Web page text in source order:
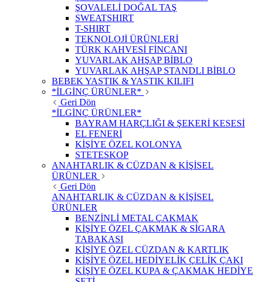
ŞOVALELİ DOĞAL TAŞ
SWEATSHIRT
T-SHIRT
TEKNOLOJİ ÜRÜNLERİ
TÜRK KAHVESİ FİNCANI
YUVARLAK AHŞAP BİBLO
YUVARLAK AHŞAP STANDLI BİBLO
BEBEK YASTIK & YASTIK KILIFI
*İLGİNÇ ÜRÜNLER*
Geri Dön
*İLGİNÇ ÜRÜNLER*
BAYRAM HARÇLIĞI & ŞEKERİ KESESİ
EL FENERİ
KİŞİYE ÖZEL KOLONYA
STETESKOP
ANAHTARLIK & CÜZDAN & KİŞİSEL
ÜRÜNLER
Geri Dön
ANAHTARLIK & CÜZDAN & KİŞİSEL
ÜRÜNLER
BENZİNLİ METAL ÇAKMAK
KİŞİYE ÖZEL ÇAKMAK & SİGARA
TABAKASI
KİŞİYE ÖZEL CÜZDAN & KARTLIK
KİŞİYE ÖZEL HEDİYELİK ÇELİK ÇAKI
KİŞİYE ÖZEL KUPA & ÇAKMAK HEDİYE